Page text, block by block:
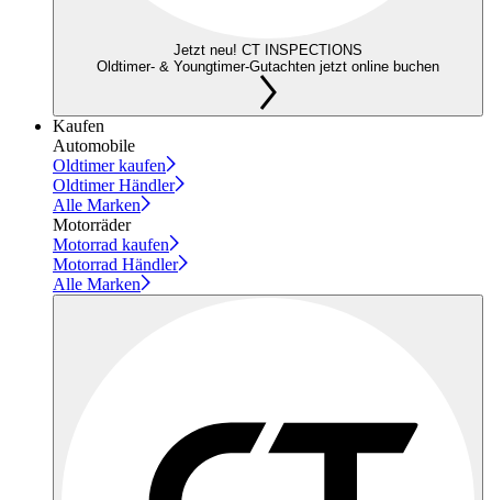
Jetzt neu! CT INSPECTIONS
Oldtimer- & Youngtimer-Gutachten jetzt online buchen
Kaufen
Automobile
Oldtimer kaufen
Oldtimer Händler
Alle Marken
Motorräder
Motorrad kaufen
Motorrad Händler
Alle Marken